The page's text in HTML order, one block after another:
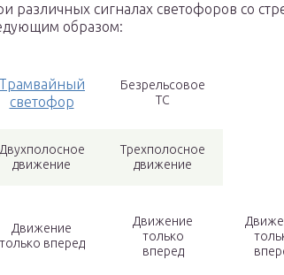
различных сигналах светофоров со
образом:
Трамвайный
светофор
Безрельсовое
ТС
Двухполосное
движение
Трехполосное
движение
Движение
только вперед
Движение
только
вперед